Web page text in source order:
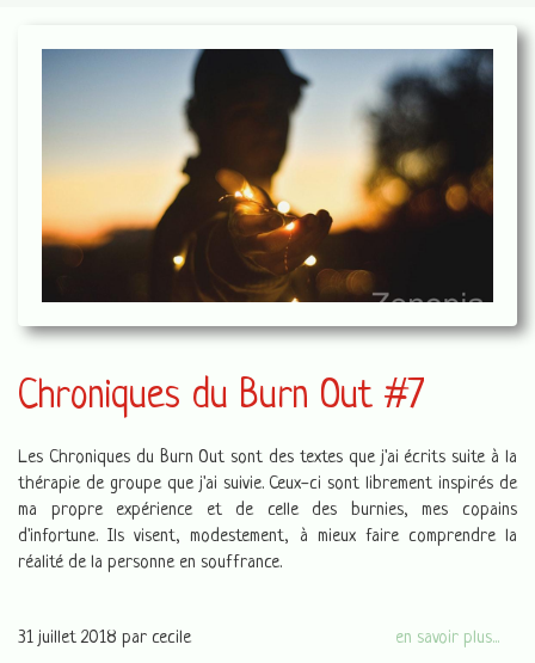
Chroniques du Burn Out #7
Les Chroniques du Burn Out sont des textes que j'ai écrits suite à la
thérapie de groupe que j'ai suivie. Ceux-ci sont librement inspirés de
ma propre expérience et de celle des burnies, mes copains
d'infortune. Ils visent, modestement, à mieux faire comprendre la
réalité de la personne en souffrance.
31 juillet 2018 par cecile en savoir plus...